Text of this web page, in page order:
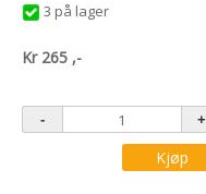
3 på lager
Kr 265 ,-
Kjøp